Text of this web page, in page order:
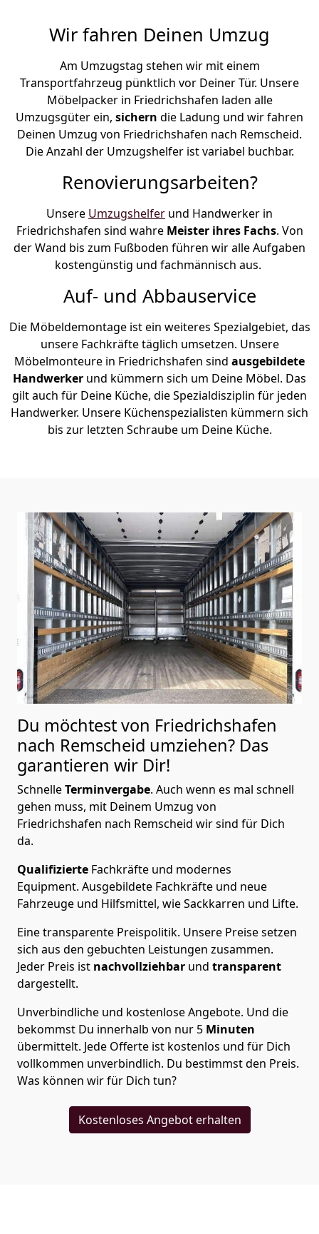
Wir fahren Deinen Umzug
Am Umzugstag stehen wir mit einem
Transportfahrzeug pünktlich vor Deiner Tür. Unsere
Möbelpacker in Friedrichshafen laden alle
Umzugsgüter ein, sichern die Ladung und wir fahren
Deinen Umzug von Friedrichshafen nach Remscheid.
Die Anzahl der Umzugshelfer ist variabel buchbar.
Renovierungsarbeiten?
Unsere Umzugshelfer und Handwerker in
Friedrichshafen sind wahre Meister ihres Fachs. Von
der Wand bis zum Fußboden führen wir alle Aufgaben
kostengünstig und fachmännisch aus.
Auf- und Abbauservice
Die Möbeldemontage ist ein weiteres Spezialgebiet, das
unsere Fachkräfte täglich umsetzen. Unsere
Möbelmonteure in Friedrichshafen sind ausgebildete
Handwerker und kümmern sich um Deine Möbel. Das
gilt auch für Deine Küche, die Spezialdisziplin für jeden
Handwerker. Unsere Küchenspezialisten kümmern sich
bis zur letzten Schraube um Deine Küche.
Du möchtest von Friedrichshafen
nach Remscheid umziehen? Das
garantieren wir Dir!
SchnelleTerminvergabe. Auch wenn es mal schnell
gehen muss, mit Deinem Umzug von
Friedrichshafen nach Remscheid wir sind für Dich
da.
Qualifizierte Fachkräfte und modernes
Equipment. Ausgebildete Fachkräfte und neue
Fahrzeuge und Hilfsmittel, wie Sackkarren und Lifte.
Eine transparente Preispolitik. Unsere Preise setzen
sich aus den gebuchten Leistungen zusammen.
Jeder Preis ist nachvollziehbar und transparent
dargestellt.
Unverbindliche und kostenlose Angebote. Und die
bekommst Du innerhalb von nur 5 Minuten
übermittelt. Jede Offerte ist kostenlos und für Dich
vollkommen unverbindlich. Du bestimmst den Preis.
Was können wir für Dich tun?
Kostenloses Angebot erhalten